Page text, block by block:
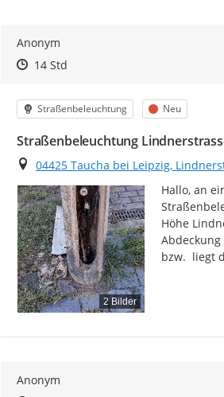
Anonym
Zeitpunkt des Erstellens
Zeitpunkt des Erstellens
14 StdZur Äußerung
Kategorie
Straßenbeleuchtung Status
Neu
Straßenbeleuchtung
Ort
04425 Taucha bei Leipzig,
2 Bilder
Hallo, an
Höhe
bzw.  liegt
Anonym